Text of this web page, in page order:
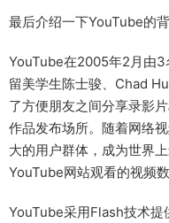
最后介绍一下YouTube的背
YouTube在2005年2月由3
留美学生陈士骏、Chad
了方便朋友之间分享录影
作品发布场所。随着网络
大的用户群体，成为世界
YouTube网站观看的视频
YouTube采用Flash技术提